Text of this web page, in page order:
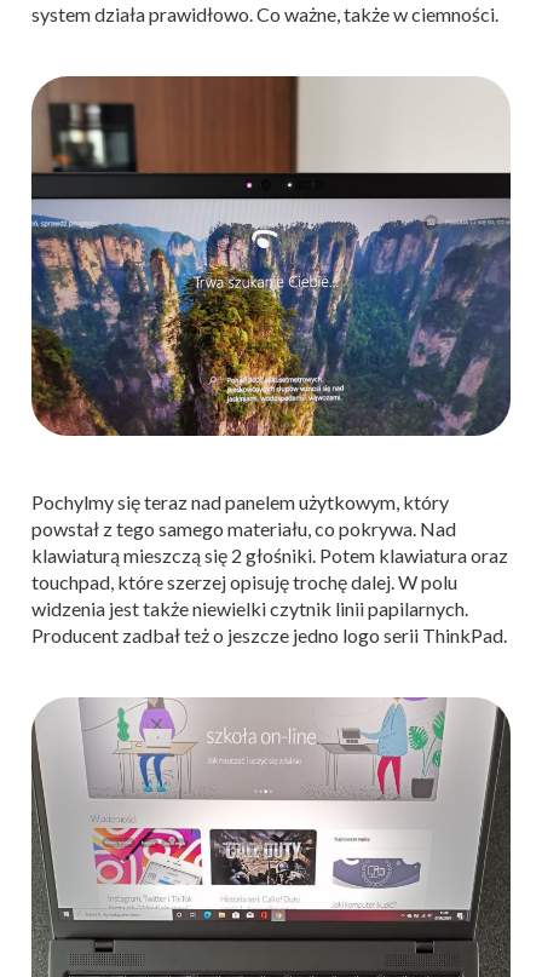
system działa prawidłowo. Co ważne, także w ciemności.
Pochylmy się teraz nad panelem użytkowym, który
powstał z tego samego materiału, co pokrywa. Nad
klawiaturą mieszczą się 2 głośniki. Potem klawiatura oraz
touchpad, które szerzej opisuję trochę dalej. W polu
widzenia jest także niewielki czytnik linii papilarnych.
Producent zadbał też o jeszcze jedno logo serii ThinkPad.